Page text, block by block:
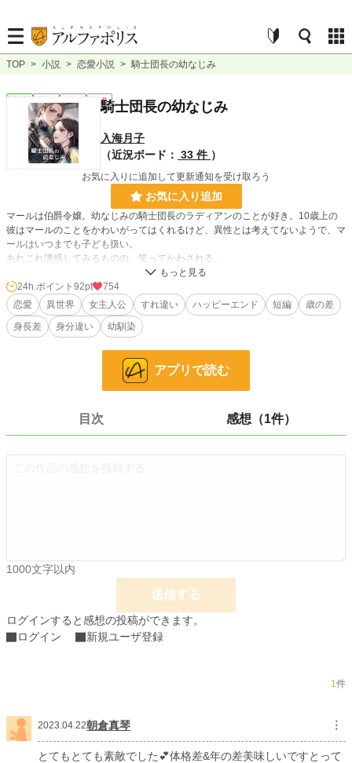
TOP > 小説 > 恋愛小説 > 騎士団長の幼なじみ
R18騎士団長の幼なじみ
入海月子
（近況ボード： 33 件 ）
お気に入りに追加して更新通知を受け取ろう
お気に入り追加
マールは伯爵令嬢。幼なじみの騎士団長のラディアンのことが好き。10歳上の
彼はマールのことをかわいがってはくれるけど、異性とは考えてないようで、マ
ールはいつまでも子ども扱い。
あれこれ誘惑してみるものの、笑ってかわされる。
ある日、マールに縁談が来て……。
歳の差、体格差、身分差を書いてみたかったのです。王道のつもりです。
小説 11,072 位 / 228,668 件
4,985 位 / 66,339 件
更新日時 2023.04.22 00:10
月間ポイント 2,464 pt (13,942 位)
25,459 pt (17,024 位)
累計ポイント 276,604 pt (16,098 位)
24h.ポイント 92pt
754
恋愛
異世界 女主人公 すれ違い ハッピーエンド 短編
歳の差
身長差
身分違い 幼馴染
アプリで読む
目次 感想（1件）
1000文字以内
送信する
ログインすると感想の投稿ができます。
ログイン
新規ユーザ登録
1件
2023.04.22朝倉真琴 ︙
とてもとても素敵でした💕体格差&年の差美味しいですとって